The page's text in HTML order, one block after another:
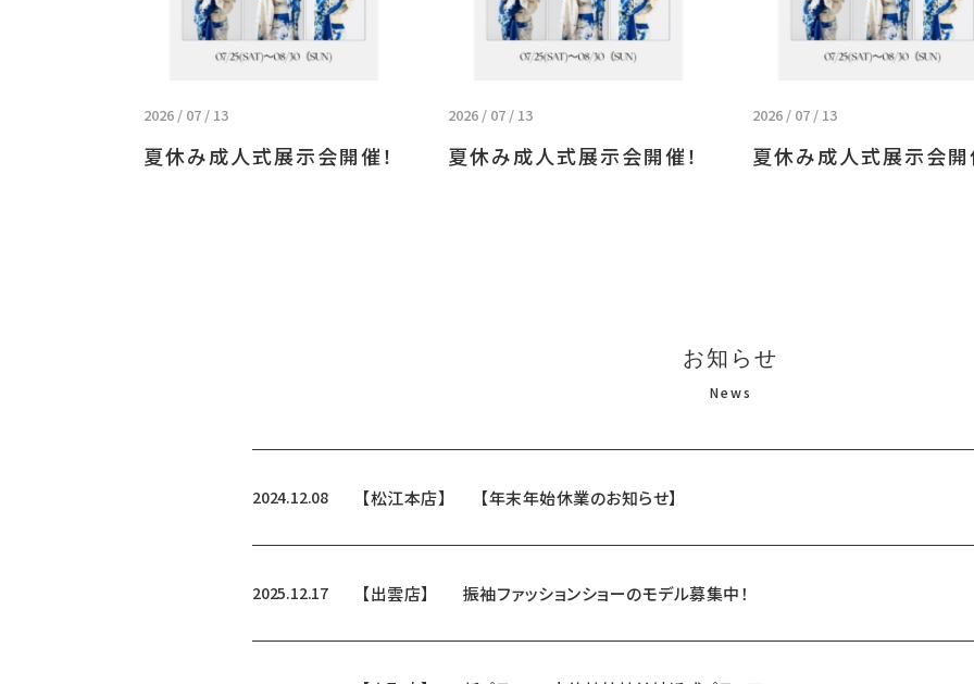
2026 / 07 / 13
夏休み成人式展示会開催！
2026 / 07 / 13
夏休み成人式展示会開催！
2026 / 07 / 13
夏休み成人式展示会開
お知らせ
News
2024.12.08 【松江本店】 【年末年始休業のお知らせ】
2025.12.17 【出雲店】 振袖ファッションショーのモデル募集中！